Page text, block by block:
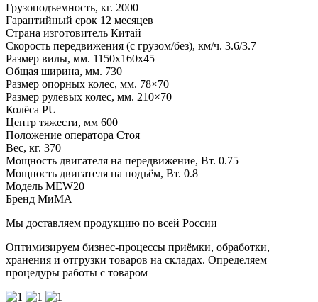
Грузоподъемность, кг. 2000
Гарантийный срок 12 месяцев
Страна изготовитель Китай
Скорость передвижения (с грузом/без), км/ч. 3.6/3.7
Размер вилы, мм. 1150x160x45
Общая ширина, мм. 730
Размер опорных колес, мм. 78×70
Размер рулевых колес, мм. 210×70
Колёса PU
Центр тяжести, мм 600
Положение оператора Стоя
Вес, кг. 370
Мощность двигателя на передвижение, Вт. 0.75
Мощность двигателя на подъём, Вт. 0.8
Модель MEW20
Бренд МиМА
Мы доставляем продукцию по всей России
Оптимизируем бизнес-процессы приёмки, обработки,
хранения и отгрузки товаров на складах. Определяем
процедуры работы с товаром